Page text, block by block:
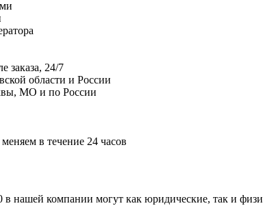
заказа, 24/7
МО и по России
в течение 24 часов
в нашей компании могут как юридические, так и